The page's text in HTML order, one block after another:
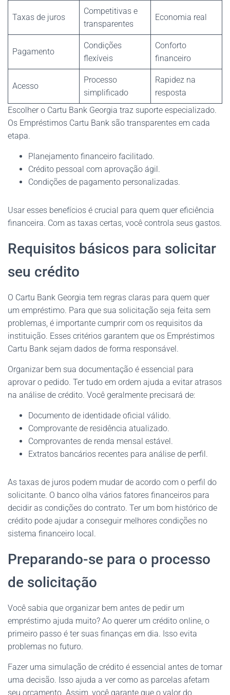
Taxas de juros
Competitivas e
transparentes
Economia real
Pagamento
Condições
flexíveis
Conforto
financeiro
Acesso
Processo
simplificado
Rapidez na
resposta
Escolher o Cartu Bank Georgia traz suporte especializado.
Os Empréstimos Cartu Bank são transparentes em cada
etapa.
Planejamento financeiro facilitado.
Crédito pessoal com aprovação ágil.
Condições de pagamento personalizadas.
Usar esses benefícios é crucial para quem quer eficiência
financeira. Com as taxas certas, você controla seus gastos.
Requisitos básicos para solicitar
seu crédito
O Cartu Bank Georgia tem regras claras para quem quer
um empréstimo. Para que sua solicitação seja feita sem
problemas, é importante cumprir com os requisitos da
instituição. Esses critérios garantem que os Empréstimos
Cartu Bank sejam dados de forma responsável.
Organizar bem sua documentação é essencial para
aprovar o pedido. Ter tudo em ordem ajuda a evitar atrasos
na análise de crédito. Você geralmente precisará de:
Documento de identidade oficial válido.
Comprovante de residência atualizado.
Comprovantes de renda mensal estável.
Extratos bancários recentes para análise de perfil.
As taxas de juros podem mudar de acordo com o perfil do
solicitante. O banco olha vários fatores financeiros para
decidir as condições do contrato. Ter um bom histórico de
crédito pode ajudar a conseguir melhores condições no
sistema financeiro local.
Preparando-se para o processo
de solicitação
Você sabia que organizar bem antes de pedir um
empréstimo ajuda muito? Ao querer um crédito online, o
primeiro passo é ter suas finanças em dia. Isso evita
problemas no futuro.
Fazer uma simulação de crédito é essencial antes de tomar
uma decisão. Isso ajuda a ver como as parcelas afetam
seu orçamento. Assim, você garante que o valor do